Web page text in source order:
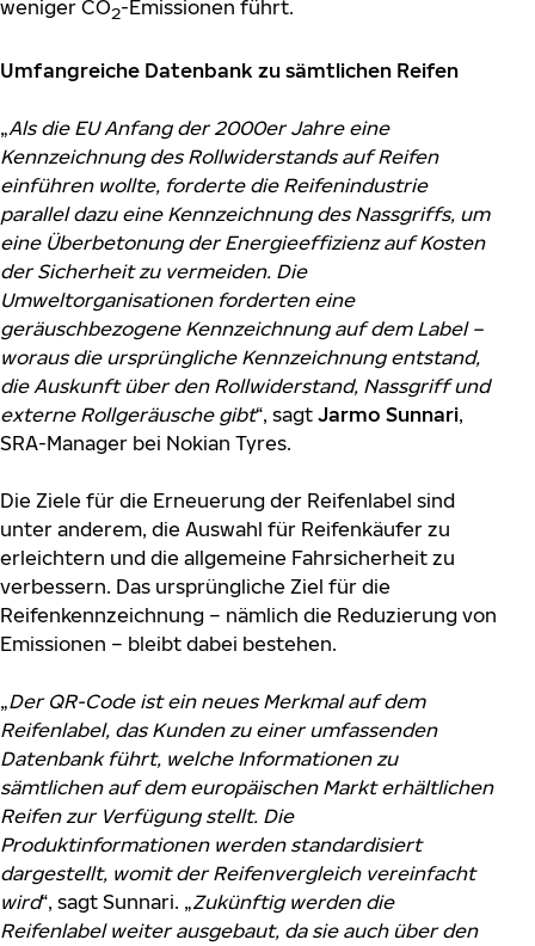
weniger CO2-Emissionen führt.
Umfangreiche Datenbank zu sämtlichen Reifen
„Als die EU Anfang der 2000er Jahre eine
Kennzeichnung des Rollwiderstands auf Reifen
einführen wollte, forderte die Reifenindustrie
parallel dazu eine Kennzeichnung des Nassgriffs, um
eine Überbetonung der Energieeffizienz auf Kosten
der Sicherheit zu vermeiden. Die
Umweltorganisationen forderten eine
geräuschbezogene Kennzeichnung auf dem Label –
woraus die ursprüngliche Kennzeichnung entstand,
die Auskunft über den Rollwiderstand, Nassgriff und
externe Rollgeräusche gibt“, sagt Jarmo Sunnari,
SRA-Manager bei Nokian Tyres.
Die Ziele für die Erneuerung der Reifenlabel sind
unter anderem, die Auswahl für Reifenkäufer zu
erleichtern und die allgemeine Fahrsicherheit zu
verbessern. Das ursprüngliche Ziel für die
Reifenkennzeichnung – nämlich die Reduzierung von
Emissionen – bleibt dabei bestehen.
„Der QR-Code ist ein neues Merkmal auf dem
Reifenlabel, das Kunden zu einer umfassenden
Datenbank führt, welche Informationen zu
sämtlichen auf dem europäischen Markt erhältlichen
Reifen zur Verfügung stellt. Die
Produktinformationen werden standardisiert
dargestellt, womit der Reifenvergleich vereinfacht
wird“, sagt Sunnari. „Zukünftig werden die
Reifenlabel weiter ausgebaut, da sie auch über den